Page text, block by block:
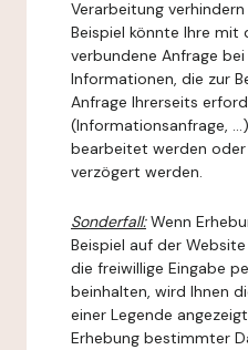
Verarbeitung
Beispiel könnte Ihre mit
verbundene Anfrage
Informationen, die zur
Anfrage Ihrerseits
(Informationsanfrage,
bearbeitet werden
verzögert werden.
Sonderfall:Wenn
Beispiel auf der
die freiwillige Eingabe
beinhalten, wird Ihnen
einer Legende
Erhebung bestimmter